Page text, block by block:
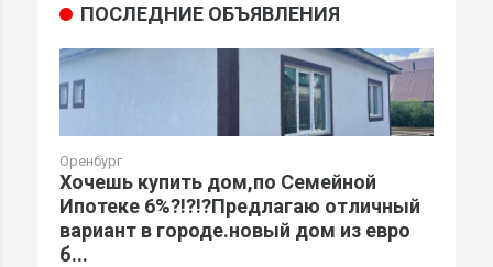
ПОСЛЕДНИЕ ОБЪЯВЛЕНИЯ
Оренбург
Хочешь купить дом,по Семейной
Ипотеке 6%?!?!?Предлагаю отличный
вариант в городе.новый дом из евро
б...